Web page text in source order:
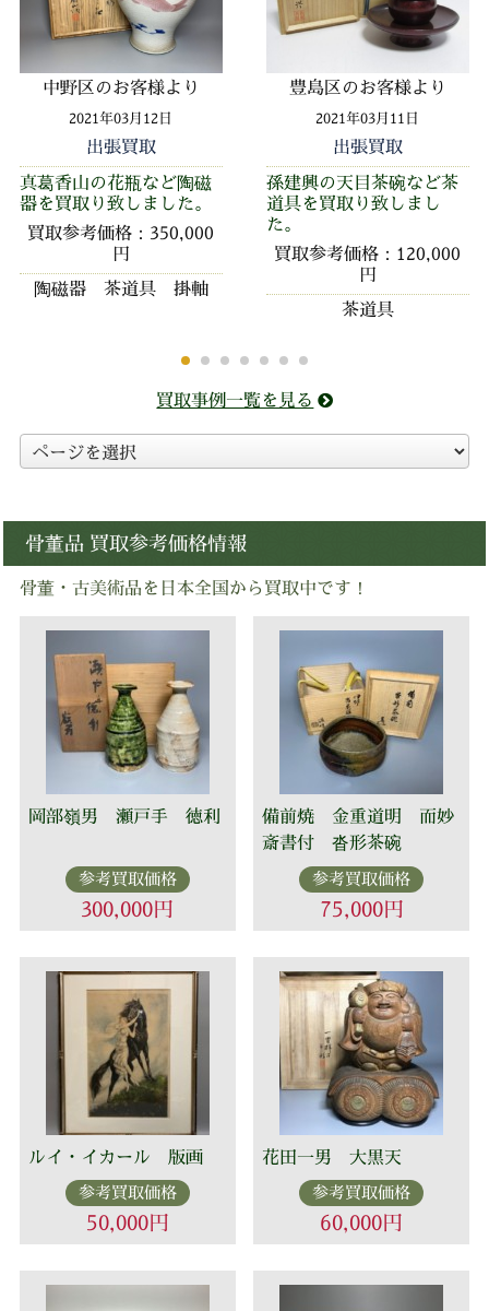
中野区のお客様より
2021年03月12日
出張買取
真葛香山の花瓶など陶磁
器を買取り致しました。
買取参考価格：350,000
円
陶磁器 茶道具 掛軸
豊島区のお客様より
2021年03月11日
出張買取
孫建興の天目茶碗など茶
道具を買取り致しまし
た。
買取参考価格：120,000
円
茶道具
買取事例一覧を見る
骨董品 買取参考価格情報
骨董・古美術品を日本全国から買取中です！
岡部嶺男 瀬戸手 徳利
参考買取価格
300,000円
備前焼 金重道明 而妙
斎書付 沓形茶碗
参考買取価格
75,000円
ルイ・イカール 版画
参考買取価格
50,000円
花田一男 大黒天
参考買取価格
60,000円